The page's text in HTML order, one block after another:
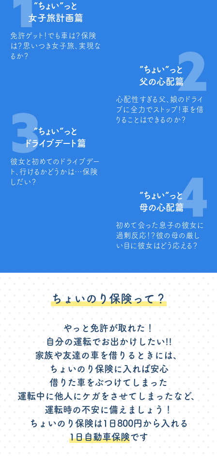
”ちょい”っと
女子旅計画篇
免許ゲット！でも車は？保険
は？思いつき女子旅、実現な
るか？
”ちょい”っと
父の心配篇
心配性すぎる父、娘のドライ
ブに全力でストップ！車を借
りることはできるのか？
”ちょい”っと
ドライブデート篇
彼女と初めてのドライブデー
ト、行けるかどうかは…保険
しだい？
”ちょい”っと
母の心配篇
初めて会った息子の彼女に
過剰反応！？彼の母の厳し
い目に彼女はどう応える？
ちょいのり保険って？
やっと免許が取れた！
自分の運転でお出かけしたい!!
家族や友達の車を借りるときには、
ちょいのり保険に入れば安心
借りた車をぶつけてしまった
運転中に他人にケガをさせてしまったなど、
運転時の不安に備えましょう！
ちょいのり保険は1日800円から入れる
1日自動車保険です